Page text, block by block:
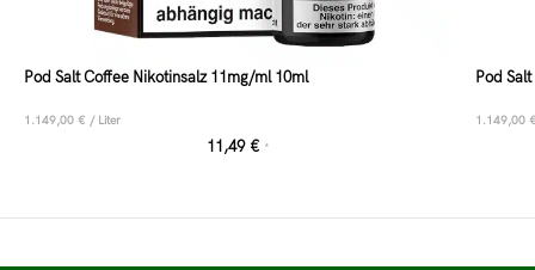
Pod Salt Coffee Nikotinsalz 11mg/ml 10ml
1.149,00 € / Liter
11,49 € *
Pod
1.149,00 €